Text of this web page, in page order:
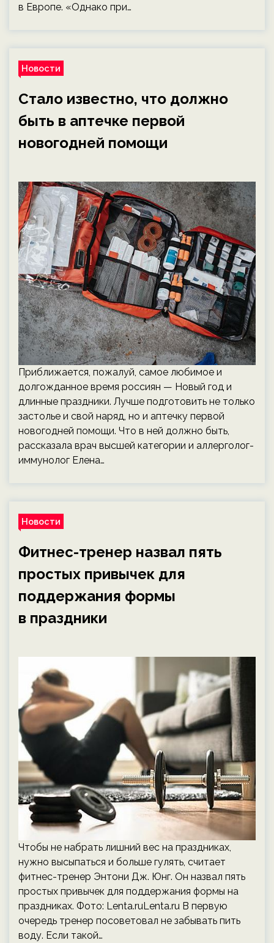
в Европе. «Однако при…
Новости
Стало известно, что должно
быть в аптечке первой
новогодней помощи
Приближается, пожалуй, самое любимое и
долгожданное время россиян — Новый год и
длинные праздники. Лучше подготовить не только
застолье и свой наряд, но и аптечку первой
новогодней помощи. Что в ней должно быть,
рассказала врач высшей категории и аллерголог-
иммунолог Елена…
Новости
Фитнес-тренер назвал пять
простых привычек для
поддержания формы
в праздники
Чтобы не набрать лишний вес на праздниках,
нужно высыпаться и больше гулять, считает
фитнес-тренер Энтони Дж. Юнг. Он назвал пять
простых привычек для поддержания формы на
праздниках. Фото: Lenta.ruLenta.ru В первую
очередь тренер посоветовал не забывать пить
воду. Если такой…